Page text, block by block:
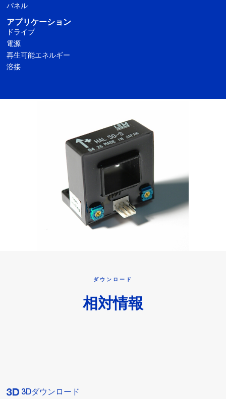
パネル
アプリケーション
ドライブ
電源
再生可能エネルギー
溶接
ダウンロード
相対情報
3Dダウンロード